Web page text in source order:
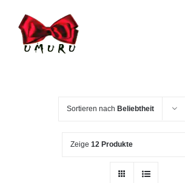
Inhalt
springen
Sortieren nach Beliebtheit
Zeige 12 Produkte